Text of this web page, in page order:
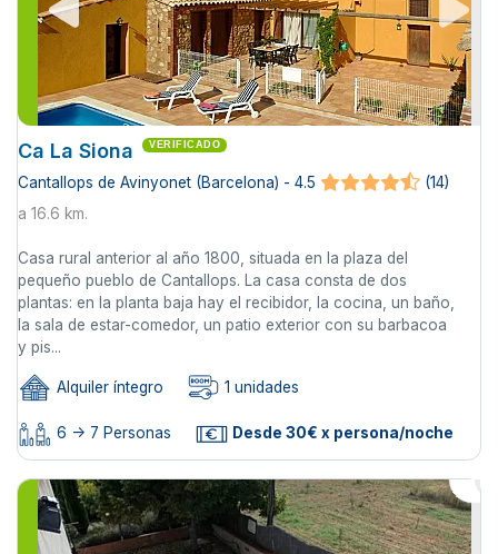
Ca La Siona VERIFICADO
Cantallops de Avinyonet (Barcelona) - 4.5
(14)
a 16.6 km.
Casa rural anterior al año 1800, situada en la plaza del
pequeño pueblo de Cantallops. La casa consta de dos
plantas: en la planta baja hay el recibidor, la cocina, un baño,
la sala de estar-comedor, un patio exterior con su barbacoa
y pis...
Alquiler íntegro 1 unidades
6 -> 7 Personas Desde 30€ x persona/noche